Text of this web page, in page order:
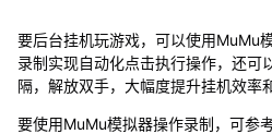
要后台挂机玩游戏，可以使用MuMu
录制实现自动化点击执行操作，还可
隔，解放双手，大幅度提升挂机效率
要使用MuMu模拟器操作录制，可参